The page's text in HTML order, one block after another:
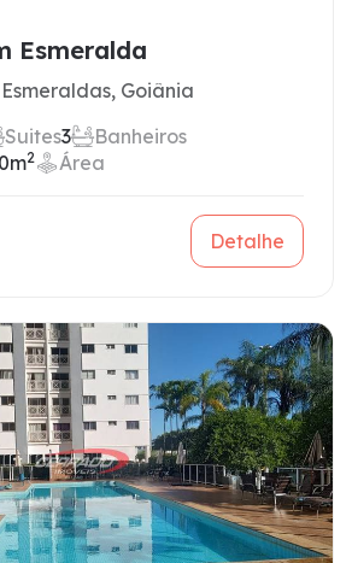
Esmeralda
Goiânia
Suites3
Banheiros
2 Área
Detalhe